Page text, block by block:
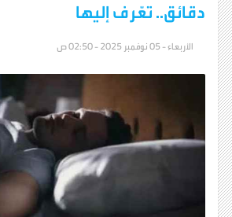
دقائق.. تعّرف إليها
الأربعاء - 05 نوفمبر 2025 - 02:50 ص